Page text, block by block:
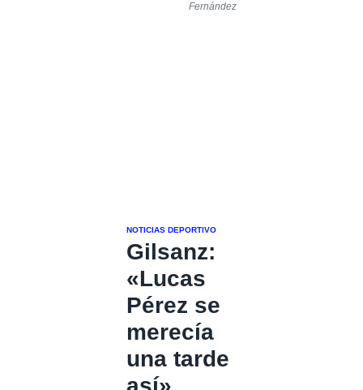
Fernández
NOTICIAS DEPORTIVO
Gilsanz:
«Lucas
Pérez se
merecía
una tarde